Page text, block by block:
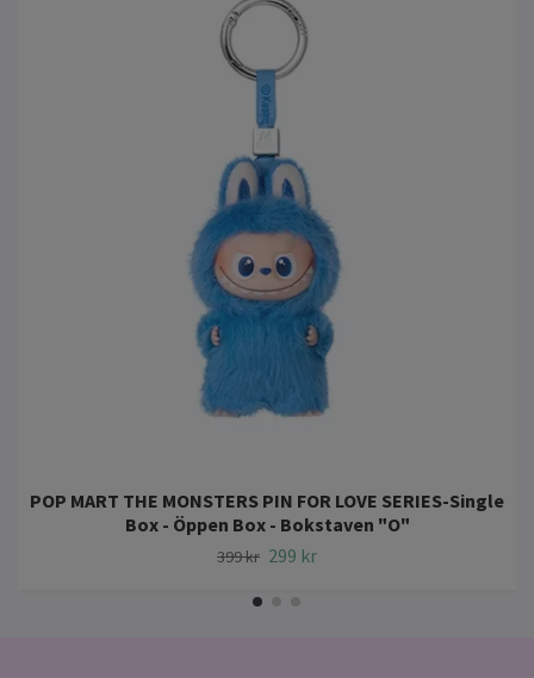
POP MART THE MONSTERS PIN FOR LOVE SERIES-Single
Box - Öppen Box - Bokstaven "O"
399 kr 299 kr